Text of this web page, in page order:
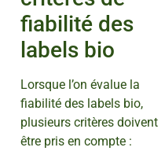
fiabilité des
labels bio
Lorsque l’on évalue la
fiabilité des labels bio,
plusieurs critères doivent
être pris en compte :